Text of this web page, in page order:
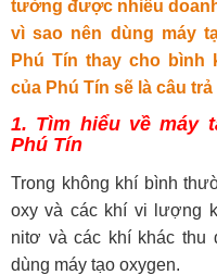
tưởng được nhiều
vì sao nên dùng máy
Phú Tín thay cho bình
của Phú Tín sẽ là câu
1. Tìm hiểu về máy
Phú Tín
Trong không khí bình
oxy và các khí vi lượng
nitơ và các khí khác thu
dùng máy tạo oxygen.